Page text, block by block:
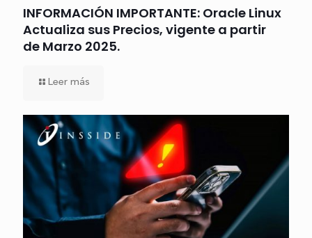
INFORMACIÓN IMPORTANTE: Oracle Linux
Actualiza sus Precios, vigente a partir
de Marzo 2025.
Leer más